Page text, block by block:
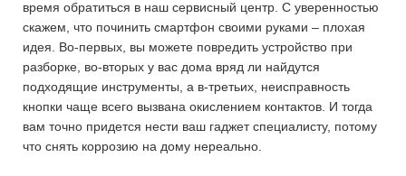
время обратиться в наш сервисный центр. С уверенностью
скажем, что починить смартфон своими руками – плохая
идея. Во-первых, вы можете повредить устройство при
разборке, во-вторых у вас дома вряд ли найдутся
подходящие инструменты, а в-третьих, неисправность
кнопки чаще всего вызвана окислением контактов. И тогда
вам точно придется нести ваш гаджет специалисту, потому
что снять коррозию на дому нереально.